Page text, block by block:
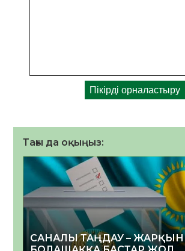
Тағы да оқыңыз:
САНАЛЫ ТАҢДАУ – ЖАРҚЫН